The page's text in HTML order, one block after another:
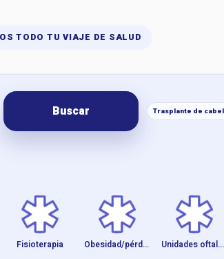
TODO TU VIAJE DE SALUD
más fácil
Buscar Trasplante de
Fisioterapia Obesidad/pérdida d... Unidades oftalmoló...